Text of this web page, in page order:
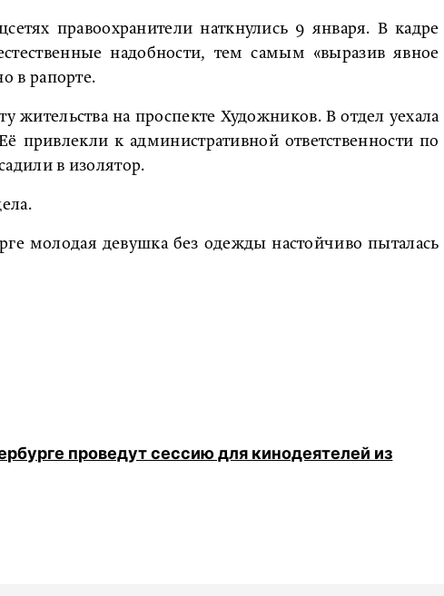
правоохранители наткнулись 9 января. В кадре
надобности, тем самым «выразив явное
в рапорте.
жительства на проспекте Художников. В отдел уехала
привлекли к административной ответственности по
в изолятор.
молодая девушка без одежды настойчиво пыталась
проведут сессию для кинодеятелей из